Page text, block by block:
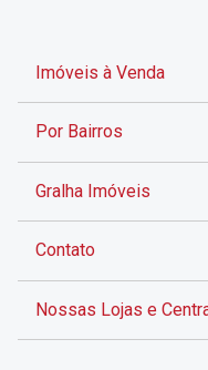
Imóveis à Venda
Por Bairros
Gralha Imóveis
Contato
Nossas Lojas e